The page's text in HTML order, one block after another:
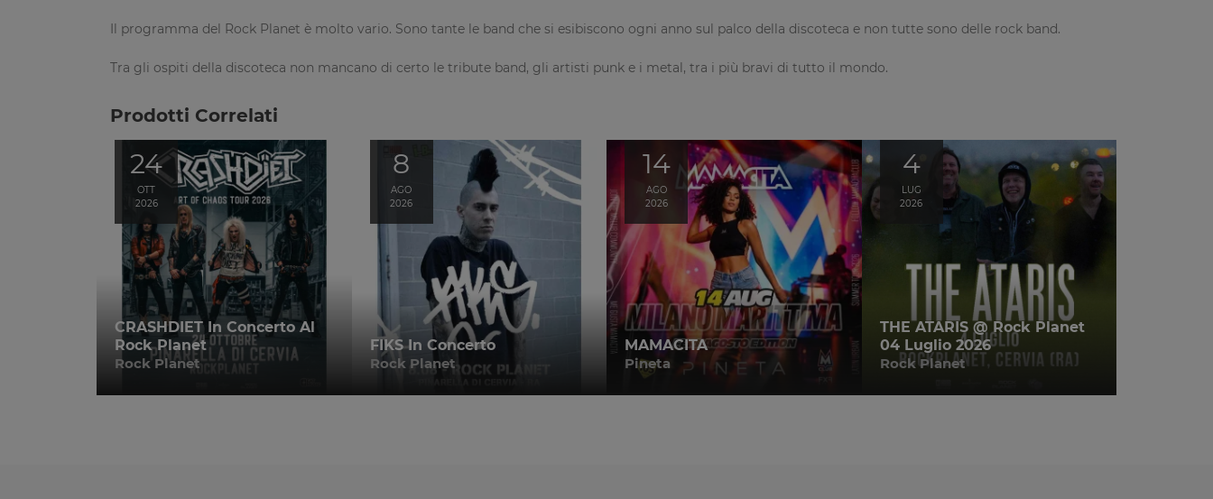
Il programma del Rock Planet è molto vario. Sono tante le band che si esibiscono ogni anno sul palco della discoteca e non tutte sono delle rock band.
Tra gli ospiti della discoteca non mancano di certo le tribute band, gli artisti punk e i metal, tra i più bravi di tutto il mondo.
Prodotti Correlati
24
OTT
2026
CRASHDIET In Concerto Al
Rock Planet
Rock Planet
8
AGO
2026
FIKS In Concerto
Rock Planet
14
AGO
2026
MAMACITA
Pineta
4
LUG
2026
THE ATARIS @ Rock Planet
04 Luglio 2026
Rock Planet